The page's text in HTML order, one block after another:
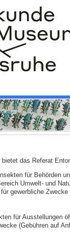
bietet das Referat
für Behörden
Umwelt- und
gewerbliche Zwecke
für Ausstellungen
(Gebühren auf